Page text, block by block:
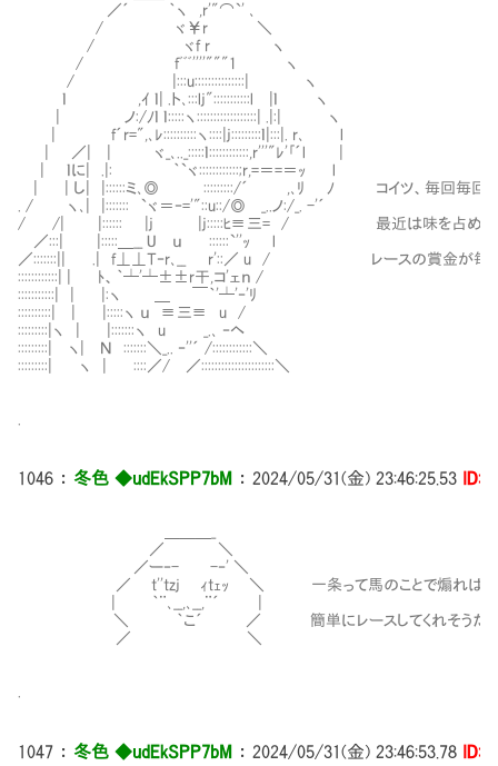
／´ ｀ヽ ,r'"⌒`' ､
/ ヾ￥r ＼
/ ヾf r ヽ
/ fﾞﾞﾞ''''"""1 ヽ
/ |:::u:::::::::::::::| ヽ
ｌ ,ｲ ｌ| .ト､:::lj":::::::::::l |ｌ ヽ
| ノ:/ﾉｌ ｌ:::::ヽ::::::::::::::::::| .|:| ヽ
| f´r=",､ﾚ::::::::::ヽ::::|j:::::::::ｌ|:::|. r､ l
| ／| |￤ ヾ_､.._:::::ｌ::::::::::::,r'''"ﾚ'｢´l |
| ｌに| .|:￤ ｀`ヾ::::::::::::;r,=＝=＝ｯ l
| | し| |::::::ミ､◎ :::::::::/´ ,､ﾘ ﾉ コイツ、毎回毎回私を
. / ヽ､| |::::::: `ヾ＝‐='"::u::/◎ _..ノ:/_. -'´
/ /| |:::::: |j |j:::::ﾋ≡三= / 最近は味を占めたイシュタ
／:::| |:::::＿__ U ｕ ::::::`''ｯ l
／:::::::|| .| f⊥⊥Ｔ‐r､__ r'::／ u / レースの賞金が毎回募集さ
::::::::::::| | ﾄ、｀┴'┴±±r干,コ'ェｎ /
:::::::::::| | |:ヽ ＿ ￣｀'┴'‐'ﾘ
::::::::::| | |:::::ヽ ｕ ≡三≡ u /
:::::::::|ヽ | |:::::::ヽ u _.､ ‐ヘ
:::::::::| ヽ| Ｎ :::::::＼_.. ‐''´ /::::::::::::＼
:::::::::| ヽ | ::::／/ ／::::::::::::::::::::::＼
1046 ： 冬色 ◆udEkSPP7bM ： 2024/05/31(金) 23:46:25.53
／ ＼
／ー‐- -‐' ＼
／ t''tzj ｨtｪｯ ＼ 一条って馬のことで煽れば
| ｀¨､__,､__,¨´ |
＼ ｀こ´ ／ 簡単にレースしてくれそうだお
／ ＼
1047 ： 冬色 ◆udEkSPP7bM ： 2024/05/31(金) 23:46:53.78